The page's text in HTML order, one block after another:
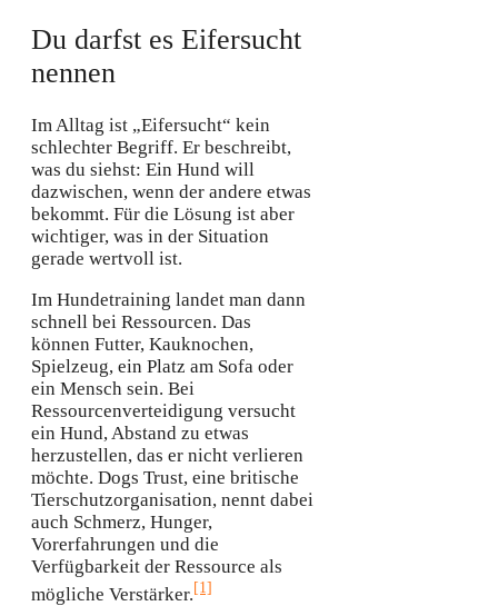
Du darfst es Eifersucht
nennen
Im Alltag ist „Eifersucht“ kein
schlechter Begriff. Er beschreibt,
was du siehst: Ein Hund will
dazwischen, wenn der andere etwas
bekommt. Für die Lösung ist aber
wichtiger, was in der Situation
gerade wertvoll ist.
Im Hundetraining landet man dann
schnell bei Ressourcen. Das
können Futter, Kauknochen,
Spielzeug, ein Platz am Sofa oder
ein Mensch sein. Bei
Ressourcenverteidigung versucht
ein Hund, Abstand zu etwas
herzustellen, das er nicht verlieren
möchte. Dogs Trust, eine britische
Tierschutzorganisation, nennt dabei
auch Schmerz, Hunger,
Vorerfahrungen und die
Verfügbarkeit der Ressource als
mögliche Verstärker.[1]